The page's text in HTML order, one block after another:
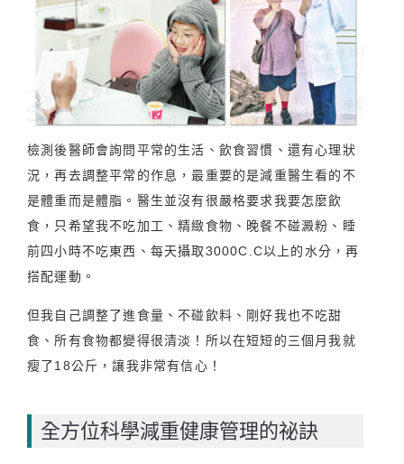
檢測後醫師會詢問平常的生活、飲食習慣、還有心理狀
況，再去調整平常的作息，最重要的是減重醫生看的不
是體重而是體脂。醫生並沒有很嚴格要求我要怎麼飲
食，只希望我不吃加工、精緻食物、晚餐不碰澱粉、睡
前四小時不吃東西、每天攝取3000C.C以上的水分，再
搭配運動。
但我自己調整了進食量、不碰飲料、剛好我也不吃甜
食、所有食物都變得很清淡！所以在短短的三個月我就
瘦了18公斤，讓我非常有信心！
全方位科學減重健康管理的祕訣